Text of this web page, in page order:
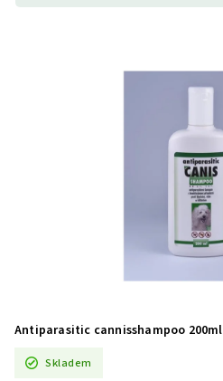
Antiparasitic cannisshampoo 200ml
Skladem